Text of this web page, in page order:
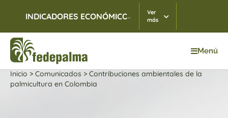
INDICADORES ECONÓMICOS TRM 07/08/2026
...
Ver
más
Menú
Inicio > Comunicados > Contribuciones ambientales de la
palmicultura en Colombia